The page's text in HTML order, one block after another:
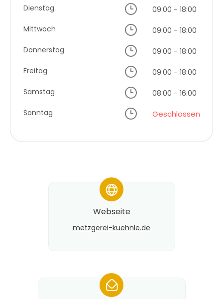
Dienstag
09:00 - 18:00
Mittwoch
09:00 - 18:00
Donnerstag
09:00 - 18:00
Freitag
09:00 - 18:00
Samstag
08:00 - 16:00
Sonntag
Geschlossen
*
Webseite
metzgerei-kuehnle.de
*